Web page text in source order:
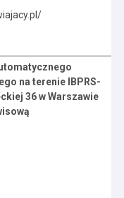
na terenie IBPRS-
36 w Warszawie